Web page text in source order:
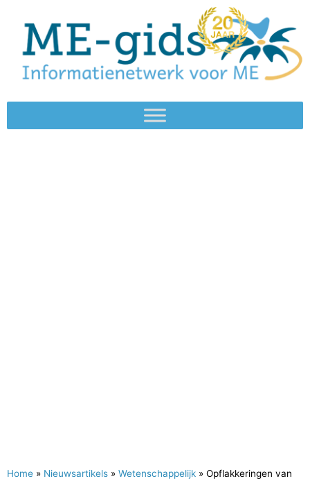
Home » Nieuwsartikels » Wetenschappelijk » Opflakkeringen van